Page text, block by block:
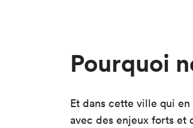
Pourquoi
Et dans cette ville qui
avec des enjeux forts et